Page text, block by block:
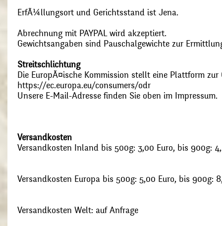
ErfÃ¼llungsort und Gerichtsstand ist Jena.
Abrechnung mit PAYPAL wird akzeptiert.
Gewichtsangaben sind Pauschalgewichte zur
Streitschlichtung
Die EuropÃ¤ische Kommission stellt eine Plattform
https://ec.europa.eu/consumers/odr
Unsere E-Mail-Adresse finden Sie oben im Impressum.
Versandkosten
Versandkosten Inland bis 500g: 3,00 Euro, bis 900g:
Versandkosten Europa bis 500g: 5,00 Euro, bis 900g:
Versandkosten Welt: auf Anfrage